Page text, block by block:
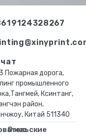
Пожарная дорога,
промышленного
Ксинтанг,
район,
Китай 511340
О нас